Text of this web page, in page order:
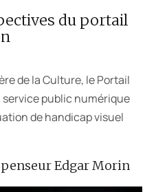
Edgar Morin
du portail
de la Culture, le Portail
public numérique
de handicap visuel